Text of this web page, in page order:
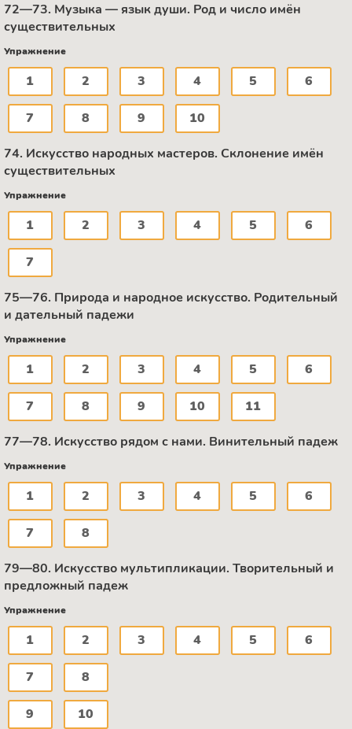
72—73. Музыка — язык души. Род и число имён
существительных
Упражнение
1 2 3 4 5 6
7 8 9 10
74. Искусство народных мастеров. Склонение имён
существительных
Упражнение
1 2 3 4 5 6
7
75—76. Природа и народное искусство. Родительный
и дательный падежи
Упражнение
1 2 3 4 5 6
7 8 9 10 11
77—78. Искусство рядом с нами. Винительный падеж
Упражнение
1 2 3 4 5 6
7 8
79—80. Искусство мультипликации. Творительный и
предложный падеж
Упражнение
1 2 3 4 5 6
7 8
9 10